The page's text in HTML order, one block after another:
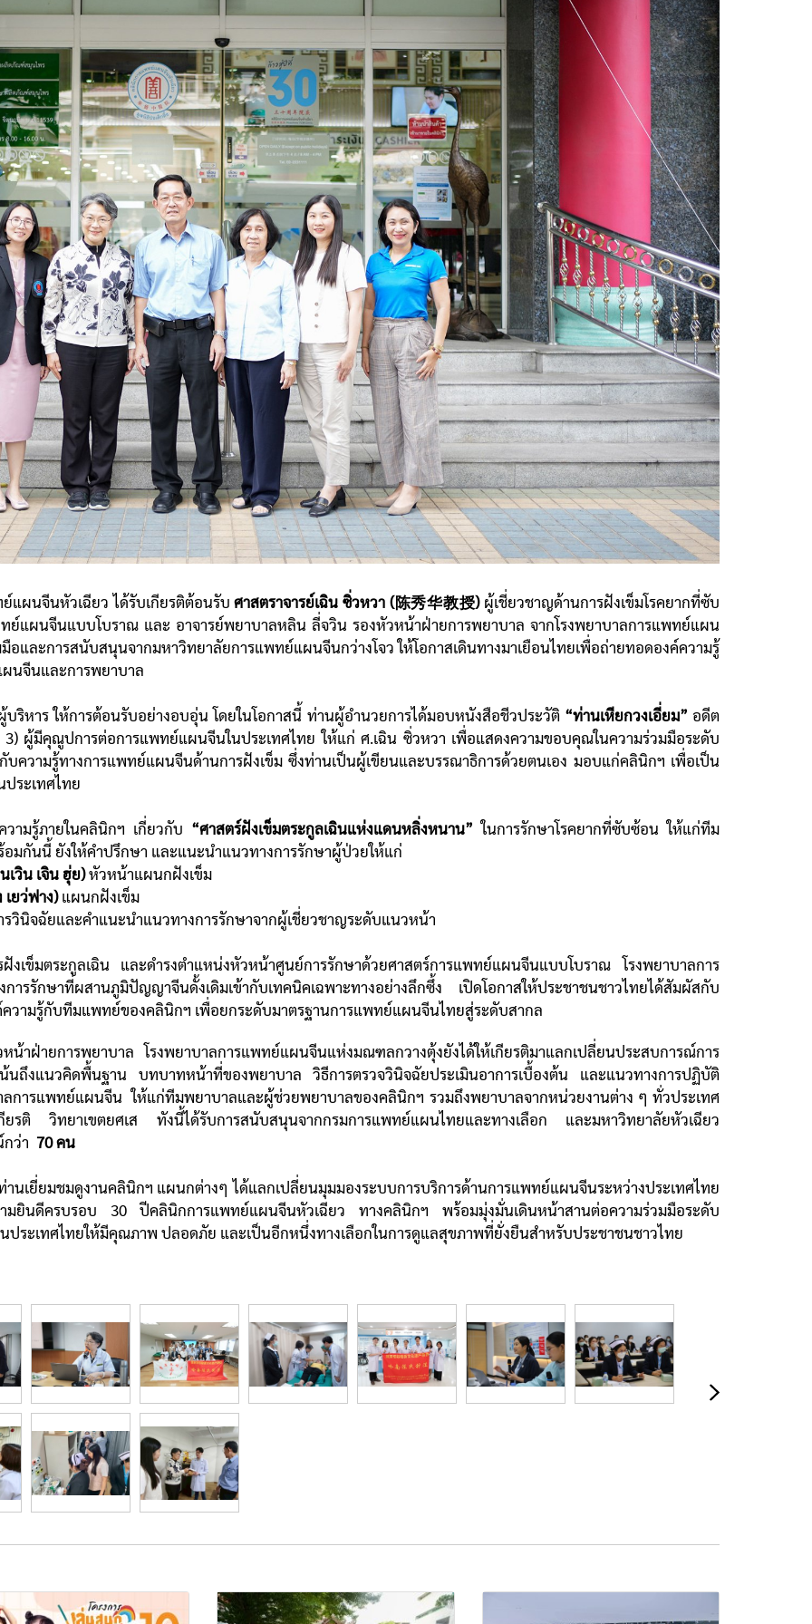
แผนจีนหัวเฉียว ได้รับเกียรติต้อนรับศาสตราจารย์เฉิน ซิ่วหวา (陈秀华教授)ผู้เชี่ยวชาญด้านการฝังเข็มโรคยากที่ซับ
แผนจีนแบบโบราณ และ อาจารย์พยาบาลหลิน ลี่จวิน รองหัวหน้าฝ่ายการพยาบาล จากโรงพยาบาลการแพทย์แผน
และการสนับสนุนจากมหาวิทยาลัยการแพทย์แผนจีนกว่างโจว ให้โอกาสเดินทางมาเยือนไทยเพื่อถ่ายทอดองค์ความรู้
นจีนและการพยาบาล
หาร ให้การต้อนรับอย่างอบอุ่น โดยในโอกาสนี้ ท่านผู้อำนวยการได้มอบหนังสือชีวประวัติ “ท่านเหียกวงเอี่ยม” อดีต
ผู้มีคุณูปการต่อการแพทย์แผนจีนในประเทศไทย ให้แก่ ศ.เฉิน ซิ่วหวา เพื่อแสดงความขอบคุณในความร่วมมือระดับ
ความรู้ทางการแพทย์แผนจีนด้านการฝังเข็ม ซึ่งท่านเป็นผู้เขียนและบรรณาธิการด้วยตนเอง มอบแก่คลินิกฯ เพื่อเป็น
ระเทศไทย
วามรู้ภายในคลินิกฯ เกี่ยวกับ “ศาสตร์ฝังเข็มตระกูลเฉินแห่งแดนหลิ่งหนาน” ในการรักษาโรคยากที่ซับซ้อน ให้แก่ทีม
กันนี้ ยังให้คำปรึกษา และแนะนำแนวทางการรักษาผู้ป่วยให้แก่
วิน เจิน ฮุ่ย)หัวหน้าแผนกฝังเข็ม
ยว่ฟาง)แผนกฝังเข็ม
รวินิจฉัยและคำแนะนำแนวทางการรักษาจากผู้เชี่ยวชาญระดับแนวหน้า
เข็มตระกูลเฉิน และดำรงตำแหน่งหัวหน้าศูนย์การรักษาด้วยศาสตร์การแพทย์แผนจีนแบบโบราณ โรงพยาบาลการ
รักษาที่ผสานภูมิปัญญาจีนดั้งเดิมเข้ากับเทคนิคเฉพาะทางอย่างลึกซึ้ง เปิดโอกาสให้ประชาชนชาวไทยได้สัมผัสกับ
วามรู้กับทีมแพทย์ของคลินิกฯ เพื่อยกระดับมาตรฐานการแพทย์แผนจีนไทยสู่ระดับสากล
น้าฝ่ายการพยาบาล โรงพยาบาลการแพทย์แผนจีนแห่งมณฑลกวางตุ้งยังได้ให้เกียรติมาแลกเปลี่ยนประสบการณ์การ
นถึงแนวคิดพื้นฐาน บทบาทหน้าที่ของพยาบาล วิธีการตรวจวินิจฉัยประเมินอาการเบื้องต้น และแนวทางการปฏิบัติ
การแพทย์แผนจีน ให้แก่ทีมพยาบาลและผู้ช่วยพยาบาลของคลินิกฯ รวมถึงพยาบาลจากหน่วยงานต่าง ๆ ทั่วประเทศ
ติ วิทยาเขตยศเส ทังนี้ได้รับการสนับสนุนจากกรมการแพทย์แผนไทยและทางเลือก และมหาวิทยาลัยหัวเฉียว
ว่า 70 คน
นเยี่ยมชมดูงานคลินิกฯ แผนกต่างๆ ได้แลกเปลี่ยนมุมมองระบบการบริการด้านการแพทย์แผนจีนระหว่างประเทศไทย
มยินดีครบรอบ 30 ปีคลินิกการแพทย์แผนจีนหัวเฉียว ทางคลินิกฯ พร้อมมุ่งมั่นเดินหน้าสานต่อความร่วมมือระดับ
ระเทศไทยให้มีคุณภาพ ปลอดภัย และเป็นอีกหนึ่งทางเลือกในการดูแลสุขภาพที่ยั่งยืนสำหรับประชาชนชาวไทย